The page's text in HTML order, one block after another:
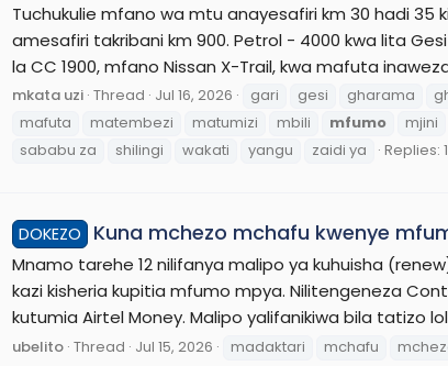
Tuchukulie mfano wa mtu anayesafiri km 30 hadi 35
amesafiri takribani km 900. Petrol - 4000 kwa lita
la CC 1900, mfano Nissan X-Trail, kwa mafuta
mkata uzi Thread Jul 16, 2026 gari gesi gharama
mafuta
matembezi matumizi mbili mfumo mjini
sababu za
shilingi wakati yangu zaidi ya Replies:
DOKEZO Kuna mchezo mchafu kwenye
Mnamo tarehe 12 nilifanya malipo ya kuhuisha
kazi kisheria kupitia mfumo mpya. Nilitengeneza
kutumia Airtel Money. Malipo yalifanikiwa bila tatizo
ubelito Thread Jul 15, 2026 madaktari mchafu